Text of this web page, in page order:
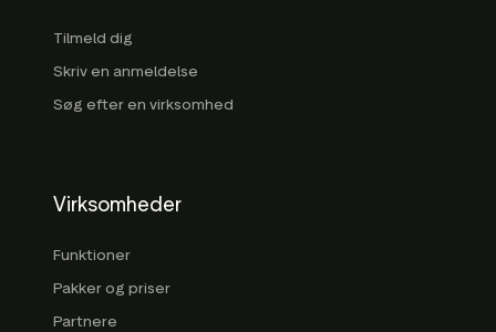
Tilmeld dig
Skriv en anmeldelse
Søg efter en virksomhed
Virksomheder
Funktioner
Pakker og priser
Partnere